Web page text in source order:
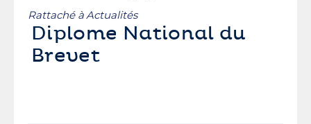
Rattaché à Actualités
Diplome National du
Brevet